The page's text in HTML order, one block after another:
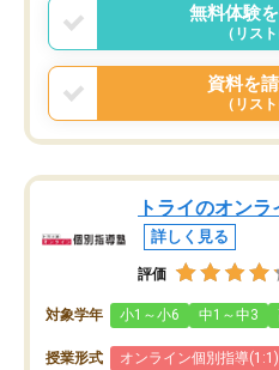
無料体験
（リス
資料を
（リス
トライのオン
詳しく見る
評価
対象学年 小1～小6 中1～中3
授業形式 オンライン個別指導(1:1)